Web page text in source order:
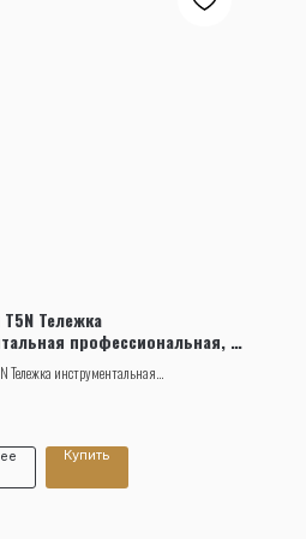
T5N Тележка
профессиональная, 5
ящиков
Тележка инструментальная
Купить